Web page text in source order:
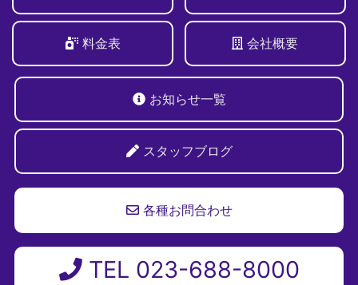
料金表 会社概要
お知らせ一覧
スタッフブログ
各種お問合わせ
TEL 023-688-8000